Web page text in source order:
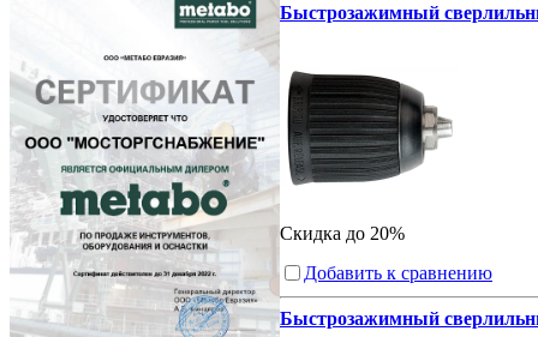
Быстрозажимный
Скидка до 20%
Добавить к сравнению
Быстрозажимный